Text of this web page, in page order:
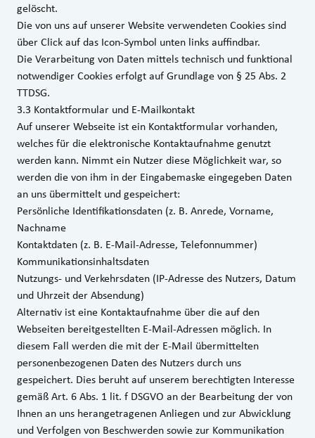
gelöscht.
Die von uns auf unserer Website verwendeten Cookies sind
über Click auf das Icon-Symbol unten links auffindbar.
Die Verarbeitung von Daten mittels technisch und funktional
notwendiger Cookies erfolgt auf Grundlage von § 25 Abs. 2
TTDSG.
3.3 Kontaktformular und E-Mailkontakt
Auf unserer Webseite ist ein Kontaktformular vorhanden,
welches für die elektronische Kontaktaufnahme genutzt
werden kann. Nimmt ein Nutzer diese Möglichkeit war, so
werden die von ihm in der Eingabemaske eingegeben Daten
an uns übermittelt und gespeichert:
Persönliche Identifikationsdaten (z. B. Anrede, Vorname,
Nachname
Kontaktdaten (z. B. E-Mail-Adresse, Telefonnummer)
Kommunikationsinhaltsdaten
Nutzungs- und Verkehrsdaten (IP-Adresse des Nutzers, Datum
und Uhrzeit der Absendung)
Alternativ ist eine Kontaktaufnahme über die auf den
Webseiten bereitgestellten E‑Mail-Adressen möglich. In
diesem Fall werden die mit der E‑Mail übermittelten
personenbezogenen Daten des Nutzers durch uns
gespeichert. Dies beruht auf unserem berechtigten Interesse
gemäß Art. 6 Abs. 1 lit. f DSGVO an der Bearbeitung der von
Ihnen an uns herangetragenen Anliegen und zur Abwicklung
und Verfolgen von Beschwerden sowie zur Kommunikation